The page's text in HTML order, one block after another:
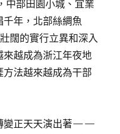
中部田園小城、宜業
年，北部絲綢魚
闊的實行立異和深入
越成為浙江年夜地
法越來越成為干部
變正天天演出著——